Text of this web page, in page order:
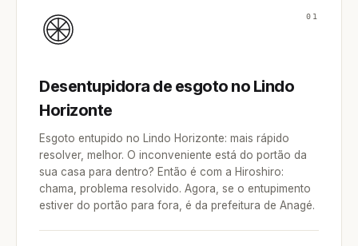
01
Desentupidora de esgoto no Lindo
Horizonte
Esgoto entupido no Lindo Horizonte: mais rápido
resolver, melhor. O inconveniente está do portão da
sua casa para dentro? Então é com a Hiroshiro:
chama, problema resolvido. Agora, se o entupimento
estiver do portão para fora, é da prefeitura de Anagé.